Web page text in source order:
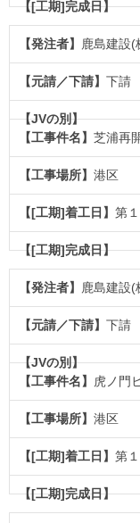
鹿島建設(
下請
芝浦再
港区
第
鹿島建設(
下請
虎ノ門
港区
第